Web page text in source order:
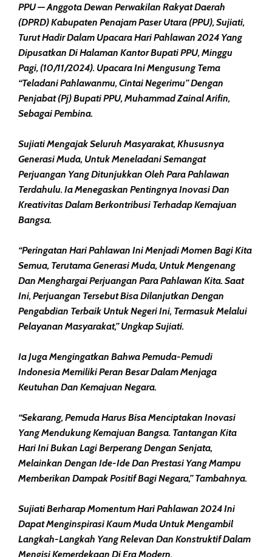
PPU — Anggota Dewan Perwakilan Rakyat Daerah
(DPRD) Kabupaten Penajam Paser Utara (PPU), Sujiati,
Turut Hadir Dalam Upacara Hari Pahlawan 2024 Yang
Dipusatkan Di Halaman Kantor Bupati PPU, Minggu
Pagi, (10/11/2024). Upacara Ini Mengusung Tema
“Teladani Pahlawanmu, Cintai Negerimu” Dengan
Penjabat (Pj) Bupati PPU, Muhammad Zainal Arifin,
Sebagai Pembina.
Sujiati Mengajak Seluruh Masyarakat, Khususnya
Generasi Muda, Untuk Meneladani Semangat
Perjuangan Yang Ditunjukkan Oleh Para Pahlawan
Terdahulu. Ia Menegaskan Pentingnya Inovasi Dan
Kreativitas Dalam Berkontribusi Terhadap Kemajuan
Bangsa.
“Peringatan Hari Pahlawan Ini Menjadi Momen Bagi Kita
Semua, Terutama Generasi Muda, Untuk Mengenang
Dan Menghargai Perjuangan Para Pahlawan Kita. Saat
Ini, Perjuangan Tersebut Bisa Dilanjutkan Dengan
Pengabdian Terbaik Untuk Negeri Ini, Termasuk Melalui
Pelayanan Masyarakat,” Ungkap Sujiati.
Ia Juga Mengingatkan Bahwa Pemuda-Pemudi
Indonesia Memiliki Peran Besar Dalam Menjaga
Keutuhan Dan Kemajuan Negara.
“Sekarang, Pemuda Harus Bisa Menciptakan Inovasi
Yang Mendukung Kemajuan Bangsa. Tantangan Kita
Hari Ini Bukan Lagi Berperang Dengan Senjata,
Melainkan Dengan Ide-Ide Dan Prestasi Yang Mampu
Memberikan Dampak Positif Bagi Negara,” Tambahnya.
Sujiati Berharap Momentum Hari Pahlawan 2024 Ini
Dapat Menginspirasi Kaum Muda Untuk Mengambil
Langkah-Langkah Yang Relevan Dan Konstruktif Dalam
Mengisi Kemerdekaan Di Era Modern.